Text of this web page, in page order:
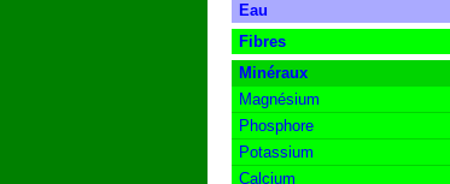
Eau
Fibres
Minéraux
Magnésium
Phosphore
Potassium
Calcium